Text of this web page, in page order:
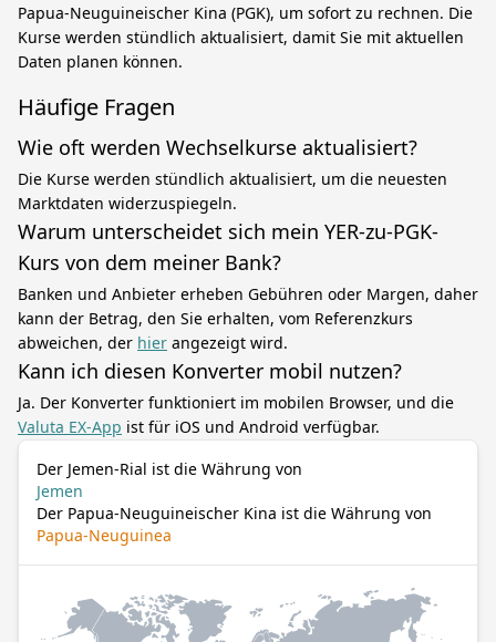
Papua-Neuguineischer Kina (PGK), um sofort zu rechnen. Die
Kurse werden stündlich aktualisiert, damit Sie mit aktuellen
Daten planen können.
Häufige Fragen
Wie oft werden Wechselkurse aktualisiert?
Die Kurse werden stündlich aktualisiert, um die neuesten
Marktdaten widerzuspiegeln.
Warum unterscheidet sich mein YER-zu-PGK-
Kurs von dem meiner Bank?
Banken und Anbieter erheben Gebühren oder Margen, daher
kann der Betrag, den Sie erhalten, vom Referenzkurs
abweichen, der hier angezeigt wird.
Kann ich diesen Konverter mobil nutzen?
Ja. Der Konverter funktioniert im mobilen Browser, und die
Valuta EX-App ist für iOS und Android verfügbar.
Der Jemen-Rial ist die Währung von
Jemen
Der Papua-Neuguineischer Kina ist die Währung von
Papua-Neuguinea